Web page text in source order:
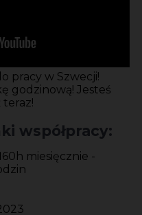
pracy w Szwecji!
godzinową! Jesteś
współpracy:
miesięcznie -